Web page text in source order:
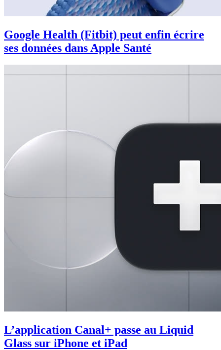
Google Health (Fitbit) peut enfin écrire
ses données dans Apple Santé
L’application Canal+ passe au Liquid
Glass sur iPhone et iPad